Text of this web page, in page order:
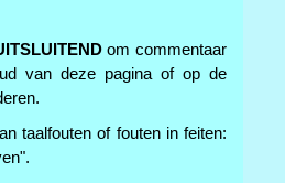
om commentaar
van deze pagina of op de
taalfouten of fouten in feiten: